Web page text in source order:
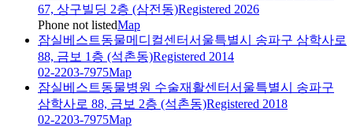
67, 상구빌딩 2층 (삼전동)Registered 2026
Phone not listedMap
잠실베스트동물메디컬센터서울특별시 송파구 삼학사로
88, 금보 1층 (석촌동)Registered 2014
02-2203-7975Map
잠실베스트동물병원 수술재활센터서울특별시 송파구
삼학사로 88, 금보 2층 (석촌동)Registered 2018
02-2203-7975Map